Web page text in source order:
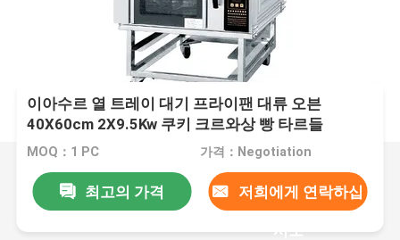
이아수르 열 트레이 대기 프라이팬 대류 오븐
40X60cm 2X9.5Kw 쿠키 크르와상 빵 타르들
MOQ：1 PC 가격：Negotiation
최고의 가격 저희에게 연락하십
시오